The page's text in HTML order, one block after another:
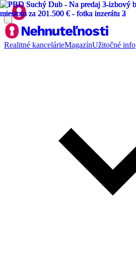
Realitné kancelárieMagazínUžitočné info